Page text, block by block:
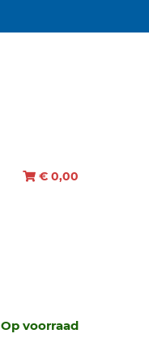
€ 0,00
Op voorraad